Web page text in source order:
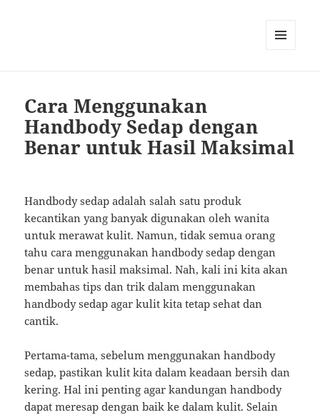
Cara Menggunakan
Handbody Sedap dengan
Benar untuk Hasil Maksimal
Handbody sedap adalah salah satu produk
kecantikan yang banyak digunakan oleh wanita
untuk merawat kulit. Namun, tidak semua orang
tahu cara menggunakan handbody sedap dengan
benar untuk hasil maksimal. Nah, kali ini kita akan
membahas tips dan trik dalam menggunakan
handbody sedap agar kulit kita tetap sehat dan
cantik.
Pertama-tama, sebelum menggunakan handbody
sedap, pastikan kulit kita dalam keadaan bersih dan
kering. Hal ini penting agar kandungan handbody
dapat meresap dengan baik ke dalam kulit. Selain